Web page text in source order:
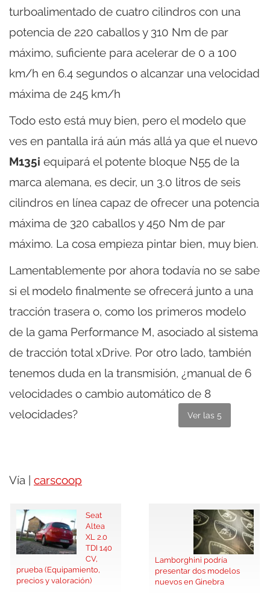
turboalimentado de cuatro cilindros con una
potencia de 220 caballos y 310 Nm de par
máximo, suficiente para acelerar de 0 a 100
km/h en 6.4 segundos o alcanzar una velocidad
máxima de 245 km/h
Todo esto está muy bien, pero el modelo que
ves en pantalla irá aún más allá ya que el nuevo
M135i equipará el potente bloque N55 de la
marca alemana, es decir, un 3.0 litros de seis
cilindros en línea capaz de ofrecer una potencia
máxima de 320 caballos y 450 Nm de par
máximo. La cosa empieza pintar bien, muy bien.
Lamentablemente por ahora todavía no se sabe
si el modelo finalmente se ofrecerá junto a una
tracción trasera o, como los primeros modelo
de la gama Performance M, asociado al sistema
de tracción total xDrive. Por otro lado, también
tenemos duda en la transmisión, ¿manual de 6
velocidades o cambio automático de 8
velocidades?
Ver las 5
Vía | carscoop
Seat
Altea
XL 2.0
TDI 140
CV,
prueba (Equipamiento,
precios y valoración)
Lamborghini podría
presentar dos modelos
nuevos en Ginebra